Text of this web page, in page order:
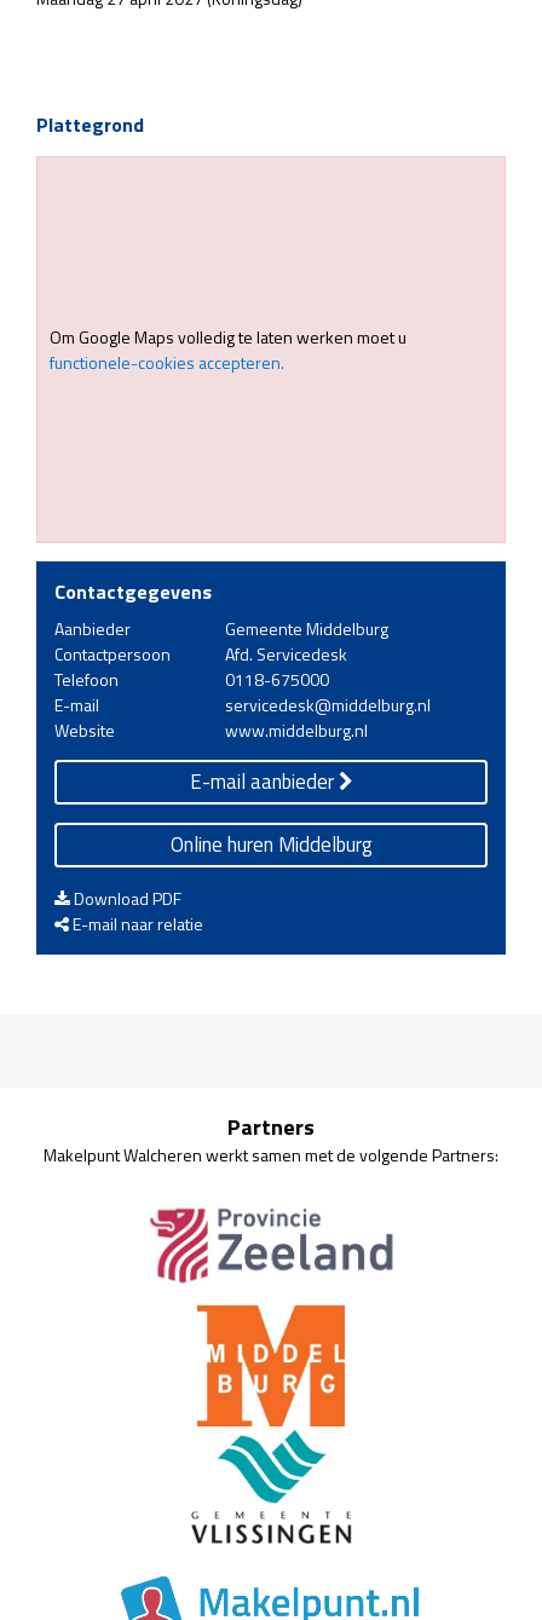
Plattegrond
Om Google Maps volledig te laten werken moet u
functionele-cookies accepteren.
Contactgegevens
Aanbieder
Gemeente Middelburg
Contactpersoon
Afd. Servicedesk
Telefoon
0118-675000
E-mail
servicedesk@middelburg.nl
Website
www.middelburg.nl
E-mail aanbieder
Online huren Middelburg
Download PDF
E-mail naar relatie
Partners
Makelpunt Walcheren werkt samen met de volgende Partners: